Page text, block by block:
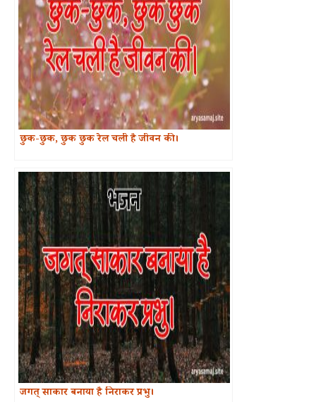
छुक-छुक, छुक छुक रेल चली है जीवन की।
जगत् साकार बनाया है निराकर प्रभु।